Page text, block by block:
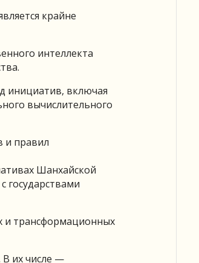
крайне
интеллекта
инициатив, включая
вычислительного
и правил
Шанхайской
государствами
и трансформационных
В их числе —